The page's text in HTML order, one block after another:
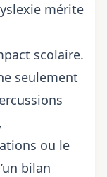
mérite
scolaire.
seulement
ou le
bilan